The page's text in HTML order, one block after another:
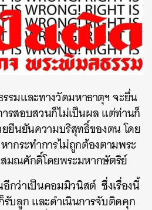
รมและทางวัดมหาธาตุฯ จะยื่น
รสอบสวนก็ไม่เป็นผล แต่ท่านก็
ยืนยันความบริสุทธิ์ของตน โดย
ากระทำการไม่ถูกต้องตามพระ
มณศักดิ์โดยพระมหากษัตริย์
กว่าเป็นคอมมิวนิสต์ ซึ่งเรื่องนี้
บลูก และดำเนินการจับติดคุก